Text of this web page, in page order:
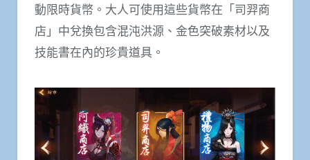
動限時貨幣。大人可使用這些貨幣在「司羿商
店」中兌換包含混沌洪源、金色突破素材以及
技能書在內的珍貴道具。